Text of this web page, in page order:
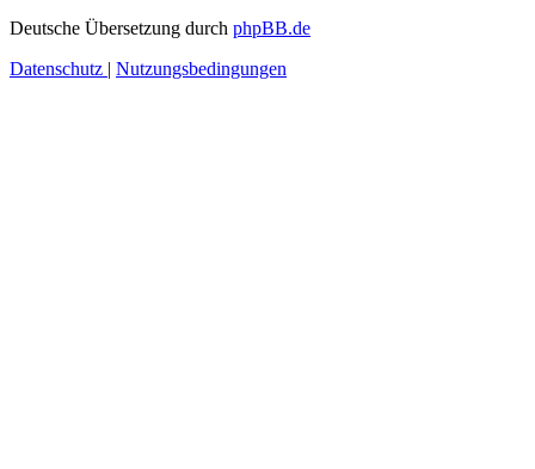
Deutsche Übersetzung durch phpBB.de
Datenschutz | Nutzungsbedingungen